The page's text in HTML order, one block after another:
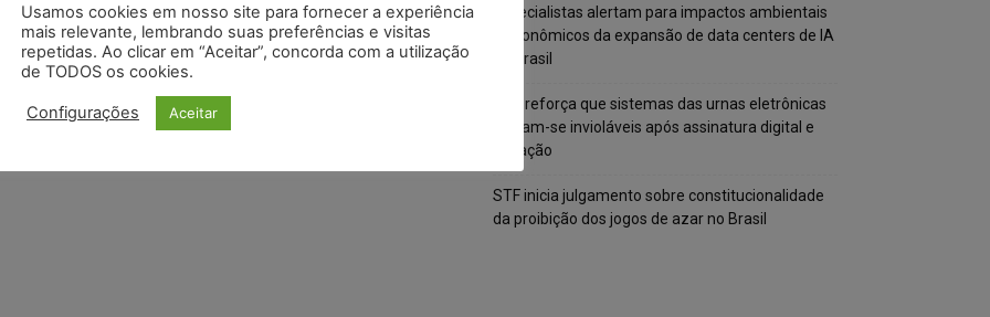
Especialistas alertam para impactos ambientais
e econômicos da expansão de data centers de IA
no Brasil
TSE reforça que sistemas das urnas eletrônicas
tornam-se invioláveis após assinatura digital e
lacração
STF inicia julgamento sobre constitucionalidade
da proibição dos jogos de azar no Brasil
Usamos cookies em nosso site para fornecer a experiência
mais relevante, lembrando suas preferências e visitas
repetidas. Ao clicar em “Aceitar”, concorda com a utilização
de TODOS os cookies.
Configurações Aceitar